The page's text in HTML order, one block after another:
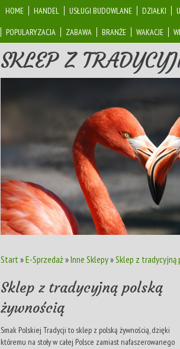
HOME HANDEL USŁUGI BUDOWLANE DZIAŁKI
POPULARYZACJA
ZABAWA BRANŻE WAKACJE
SKLEP Z
Start »E-Sprzedaż»Inne Sklepy»Sklep z tradycyjną
Sklep z tradycyjną polską
żywnością
Smak Polskiej Tradycji to sklep z polską żywnością, dzięki
któremu na stoły w całej Polsce zamiast nafaszerowanego